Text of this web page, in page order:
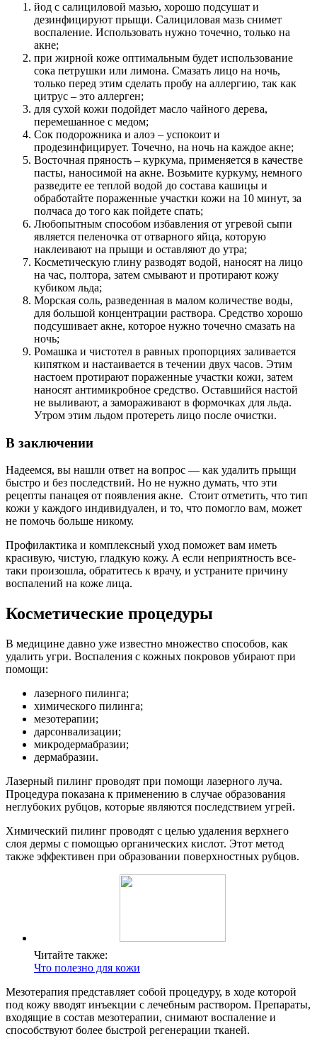
йод с салициловой мазью, хорошо подсушат и
дезинфицируют прыщи. Салициловая мазь снимет
воспаление. Использовать нужно точечно, только на
акне;
при жирной коже оптимальным будет использование
сока петрушки или лимона. Смазать лицо на ночь,
только перед этим сделать пробу на аллергию, так как
цитрус – это аллерген;
для сухой кожи подойдет масло чайного дерева,
перемешанное с медом;
Сок подорожника и алоэ – успокоит и
продезинфицирует. Точечно, на ночь на каждое акне;
Восточная пряность – куркума, применяется в качестве
пасты, наносимой на акне. Возьмите куркуму, немного
разведите ее теплой водой до состава кашицы и
обработайте пораженные участки кожи на 10 минут, за
полчаса до того как пойдете спать;
Любопытным способом избавления от угревой сыпи
является пеленочка от отварного яйца, которую
наклеивают на прыщи и оставляют до утра;
Косметическую глину разводят водой, наносят на лицо
на час, полтора, затем смывают и протирают кожу
кубиком льда;
Морская соль, разведенная в малом количестве воды,
для большой концентрации раствора. Средство хорошо
подсушивает акне, которое нужно точечно смазать на
ночь;
Ромашка и чистотел в равных пропорциях заливается
кипятком и настаивается в течении двух часов. Этим
настоем протирают пораженные участки кожи, затем
наносят антимикробное средство. Оставшийся настой
не выливают, а замораживают в формочках для льда.
Утром этим льдом протереть лицо после очистки.
В заключении
Надеемся, вы нашли ответ на вопрос — как удалить прыщи
быстро и без последствий. Но не нужно думать, что эти
рецепты панацея от появления акне. Стоит отметить, что тип
кожи у каждого индивидуален, и то, что помогло вам, может
не помочь больше никому.
Профилактика и комплексный уход поможет вам иметь
красивую, чистую, гладкую кожу. А если неприятность все-
таки произошла, обратитесь к врачу, и устраните причину
воспалений на коже лица.
Косметические процедуры
В медицине давно уже известно множество способов, как
удалить угри. Воспаления с кожных покровов убирают при
помощи:
лазерного пилинга;
химического пилинга;
мезотерапии;
дарсонвализации;
микродермабразии;
дермабразии.
Лазерный пилинг проводят при помощи лазерного луча.
Процедура показана к применению в случае образования
неглубоких рубцов, которые являются последствием угрей.
Химический пилинг проводят с целью удаления верхнего
слоя дермы с помощью органических кислот. Этот метод
также эффективен при образовании поверхностных рубцов.
Читайте также:
Что полезно для кожи
Мезотерапия представляет собой процедуру, в ходе которой
под кожу вводят инъекции с лечебным раствором. Препараты,
входящие в состав мезотерапии, снимают воспаление и
способствуют более быстрой регенерации тканей.